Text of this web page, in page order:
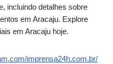
incluindo detalhes sobre
em Aracaju. Explore
em Aracaju hoje.
imprensa24h.com.br/